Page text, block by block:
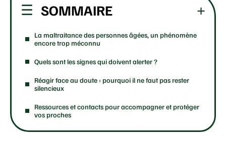
SOMMAIRE
La maltraitance des personnes âgées, un phénomène
encore trop méconnu
Quels sont les signes qui doivent alerter ?
Réagir face au doute : pourquoi il ne faut pas rester
silencieux
Ressources et contacts pour accompagner et protéger
vos proches